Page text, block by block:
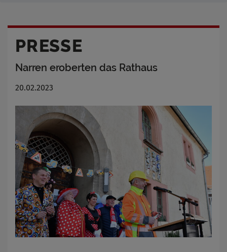
PRESSE
Narren eroberten das Rathaus
20.02.2023